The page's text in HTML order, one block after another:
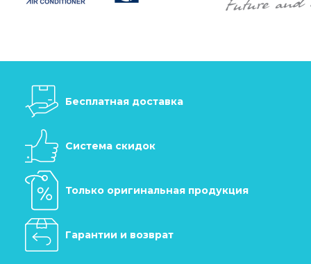
Бесплатная доставка
Система скидок
Только оригинальная продукция
Гарантии и возврат